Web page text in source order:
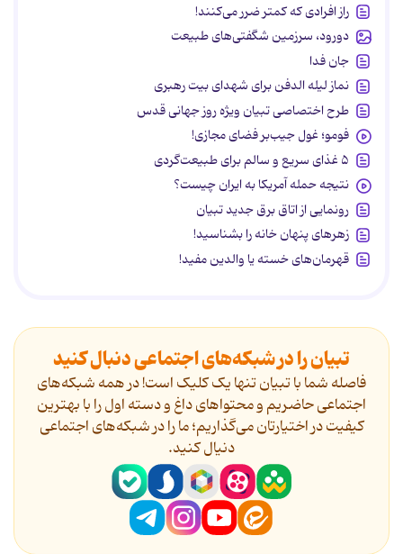
راز افرادی که کمتر ضرر می‌کنند!
دورود، سرزمین شگفتی‌های طبیعت
جان فدا
نماز لیله الدفن برای شهدای بیت رهبری
طرح اختصاصی تبیان ویژه روز جهانی قدس
فومو؛ غول جیب‌بر فضای مجازی!
۵ غذای سریع و سالم برای طبیعت‌گردی
نتیجه حمله آمریکا به ایران چیست؟
رونمایی از اتاق برق جدید تبیان
زهرهای پنهان خانه را بشناسید!
قهرمان‌های خسته یا والدین مفید!
تبیان را در شبکه‌های اجتماعی دنبال کنید
فاصله شما با تبیان تنها یک کلیک است! در همه شبکه‌های
اجتماعی حاضریم و محتواهای داغ و دسته اول را با بهترین
کیفیت در اختیارتان می‌گذاریم؛ ما را در شبکه‌های اجتماعی
دنیال کنید.